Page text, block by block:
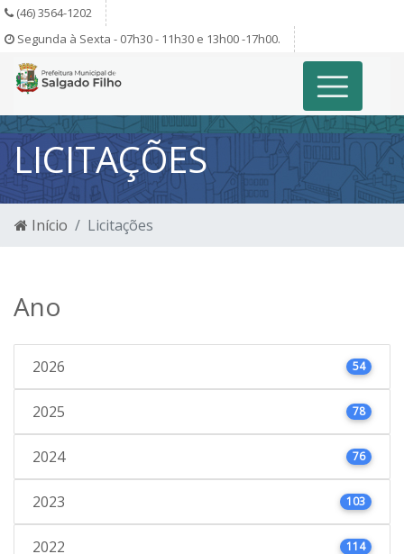
(46) 3564-1202
Segunda à Sexta - 07h30 - 11h30 e 13h00 -17h00.
LICITAÇÕES
Início Licitações
Ano
2026 54
2025 78
2024 76
2023 103
2022 114